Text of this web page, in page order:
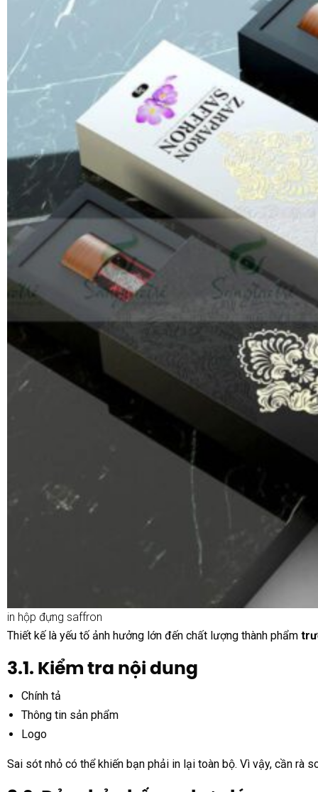
in hộp đựng saffron
Thiết kế là yếu tố ảnh hưởng lớn đến chất lượng thành phẩm
3.1. Kiểm tra nội dung
Chính tả
Thông tin sản phẩm
Logo
Sai sót nhỏ có thể khiến bạn phải in lại toàn bộ. Vì vậy, cần rà